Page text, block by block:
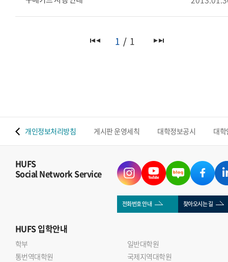
1 1
개인정보처리방침 게시판 운영세칙 대학정보공시 대
HUFS
Social Network Service
전화번호 안내 찾아오시는 길
HUFS입학안내
학부
일반대학원
통번역대학원
국제지역대학원